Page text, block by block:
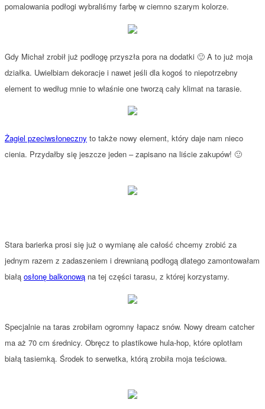
pomalowania podłogi wybraliśmy farbę w ciemno szarym kolorze.
Gdy Michał zrobił już podłogę przyszła pora na dodatki 🙂 A to już moja
działka. Uwielbiam dekoracje i nawet jeśli dla kogoś to niepotrzebny
element to według mnie to właśnie one tworzą cały klimat na tarasie.
Żagiel pzeciwsłoneczny to także nowy element, który daje nam nieco
cienia. Przydałby się jeszcze jeden – zapisano na liście zakupów! 🙂
Stara barierka prosi się już o wymianę ale całość chcemy zrobić za
jednym razem z zadaszeniem i drewnianą podłogą dlatego zamontowałam
białą osłonę balkonową na tej części tarasu, z której korzystamy.
Specjalnie na taras zrobiłam ogromny łapacz snów. Nowy dream catcher
ma aż 70 cm średnicy. Obręcz to plastikowe hula-hop, które oplotłam
białą tasiemką. Środek to serwetka, którą zrobiła moja teściowa.